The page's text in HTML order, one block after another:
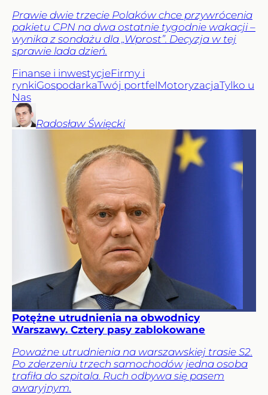
Prawie dwie trzecie Polaków chce przywrócenia
pakietu CPN na dwa ostatnie tygodnie wakacji –
wynika z sondażu dla „Wprost”. Decyzja w tej
sprawie lada dzień.
Finanse i inwestycjeFirmy i
rynkiGospodarkaTwój portfelMotoryzacjaTylko u
Nas
Radosław Święcki
Potężne utrudnienia na obwodnicy
Warszawy. Cztery pasy zablokowane
Poważne utrudnienia na warszawskiej trasie S2.
Po zderzeniu trzech samochodów jedna osoba
trafiła do szpitala. Ruch odbywa się pasem
awaryjnym.